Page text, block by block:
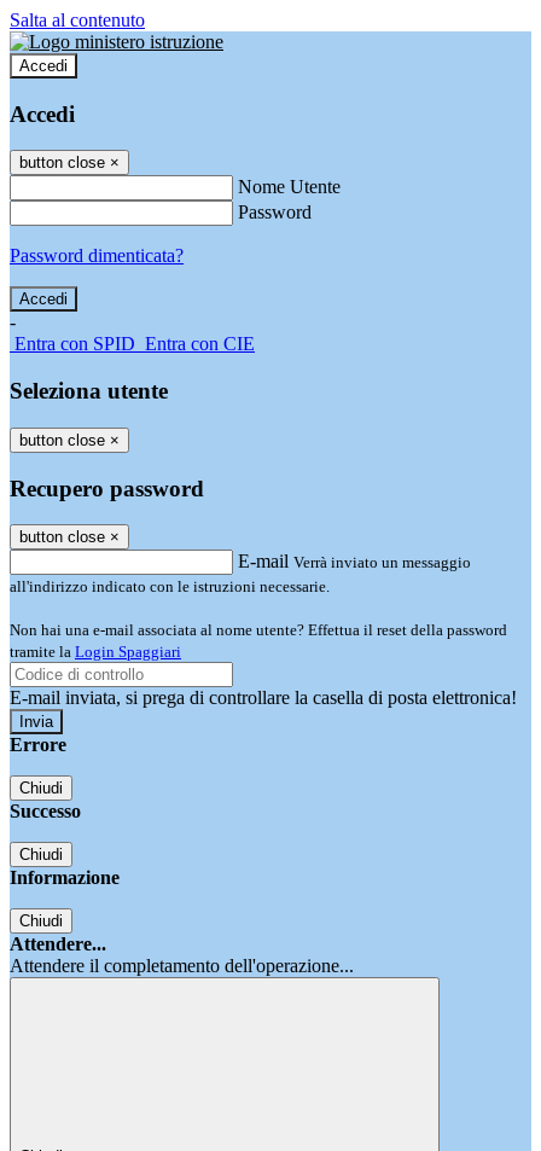
Salta al contenuto
Accedi
Accedi
button close ×
Nome Utente
Password
Password dimenticata?
-
Entra con SPID Entra con CIE
Seleziona utente
button close ×
Recupero password
button close ×
E-mail Verrà inviato un messaggio
all'indirizzo indicato con le istruzioni necessarie.
Non hai una e-mail associata al nome utente? Effettua il reset della password
tramite la Login Spaggiari
E-mail inviata, si prega di controllare la casella di posta elettronica!
Errore
Chiudi
Successo
Chiudi
Informazione
Chiudi
Attendere...
Attendere il completamento dell'operazione...